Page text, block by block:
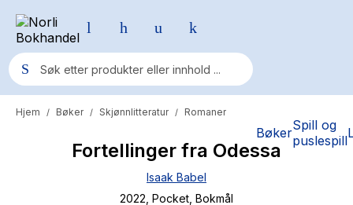
BøkerSpill og
puslespill
Populære søk
Pokemon
Hjem / Bøker / Skjønnlitteratur / Romaner
Fortellinger fra Odessa
Isaak Babel
2022 , Pocket , Bokmål